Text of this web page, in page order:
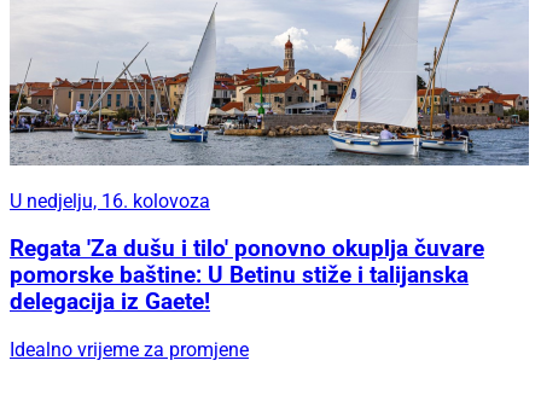
U nedjelju, 16. kolovoza
Regata 'Za dušu i tilo' ponovno okuplja čuvare
pomorske baštine: U Betinu stiže i talijanska
delegacija iz Gaete!
Idealno vrijeme za promjene